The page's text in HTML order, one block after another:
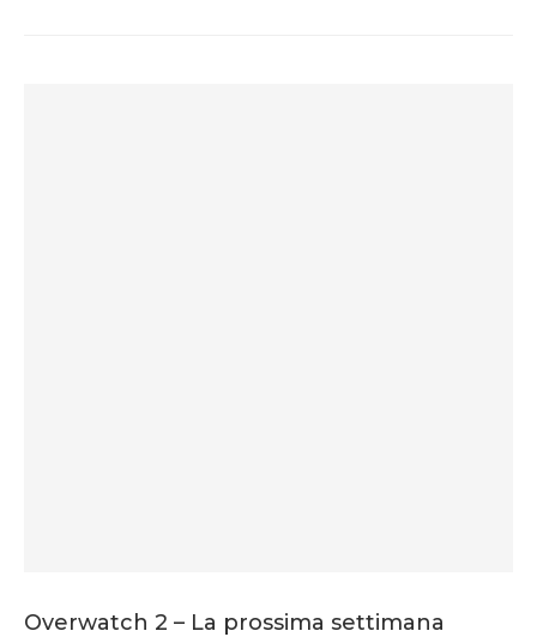
Overwatch 2 – La prossima settimana